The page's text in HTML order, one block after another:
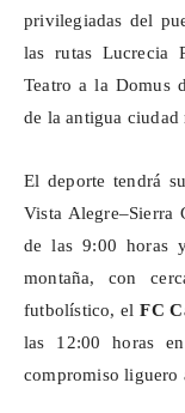
privilegiadas del
las rutas Lucrecia
Teatro a la Domus
de la antigua ciudad
El deporte tendrá
Vista Alegre–Sierra
de las 9:00 horas
montaña, con
futbolístico, elFC
las 12:00 horas
compromiso liguero